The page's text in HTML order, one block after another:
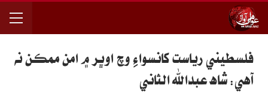
فلسطيني رياست کانسواءِ وچ اوڀر ۾ امن ممڪن نه
آهي: شاه عبدالله الثاني